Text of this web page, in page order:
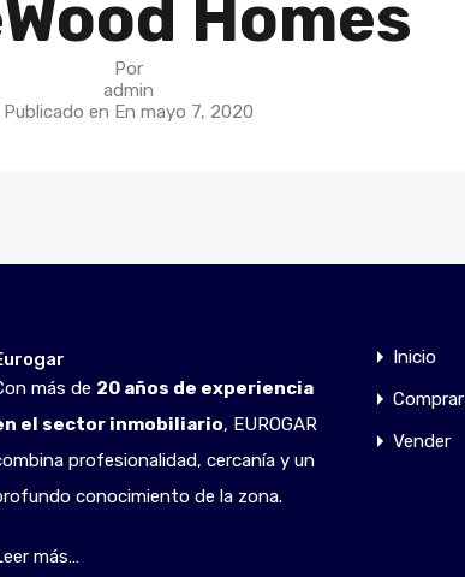
Homes
Por
admin
Publicado en Enmayo 7, 2020
más de 20 años de experiencia
el sector inmobiliario, EUROGAR
profesionalidad, cercanía y un
conocimiento de la zona.
más…
Inicio
Comprar
Vender